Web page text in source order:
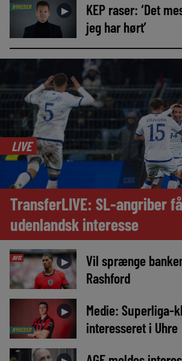
NYHEDER ►
KEP raser: ‘Det
jeg har hørt’
LIVE
TransferLIVE: SL-angriber
udenlandsk interesse
AVIS ►
Vil sprænge
Rashford
NYHEDER
►
Medie: Superliga-
interesseret i Uhre